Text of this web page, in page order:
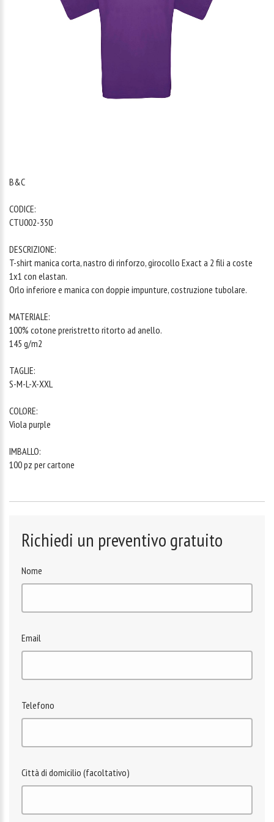
B&C
CODICE:
CTU002-350
DESCRIZIONE:
T-shirt manica corta, nastro di rinforzo, girocollo Exact a 2 fili a coste
1x1 con elastan.
Orlo inferiore e manica con doppie impunture, costruzione tubolare.
MATERIALE:
100% cotone preristretto ritorto ad anello.
145 g/m2
TAGLIE:
S-M-L-X-XXL
COLORE:
Viola purple
IMBALLO:
100 pz per cartone
Richiedi un preventivo gratuito
Nome
Email
Telefono
Città di domicilio (facoltativo)